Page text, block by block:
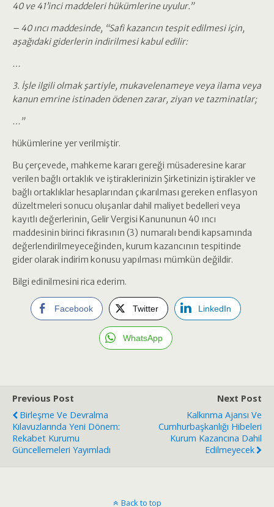
40 ve 41’inci maddeleri hükümlerine uyulur.”
– 40 ıncı maddesinde, “Safi kazancın tespit edilmesi için,
aşağıdaki giderlerin indirilmesi kabul edilir:
…
3. İşle ilgili olmak şartiyle, mukavelenameye veya ilama veya
kanun emrine istinaden ödenen zarar, ziyan ve tazminatlar;
…”
hükümlerine yer verilmiştir.
Bu çerçevede, mahkeme kararı gereği müsaderesine karar
verilen bağlı ortaklık ve iştiraklerinizin Şirketinizin iştirakler ve
bağlı ortaklıklar hesaplarından çıkarılması gereken enflasyon
düzeltmeleri sonucu oluşanlar dahil maliyet bedelleri veya
kayıtlı değerlerinin, Gelir Vergisi Kanununun 40 ıncı
maddesinin birinci fıkrasının (3) numaralı bendi kapsamında
değerlendirilmeyeceğinden, kurum kazancının tespitinde
gider olarak indirim konusu yapılması mümkün değildir.
Bilgi edinilmesini rica ederim.
Facebook Twitter LinkedIn
WhatsApp
Previous Post
Birleşme Ve Devralma
Kılavuzlarında Yeni Dönem:
Rekabet Kurumu
Güncellemeleri Yayımladı
Next Post
Kalkınma Ajansı Ve
Cumhurbaşkanlığı Hibeleri
Kurum Kazancına Dahil
Edilmeyecek
Back to top